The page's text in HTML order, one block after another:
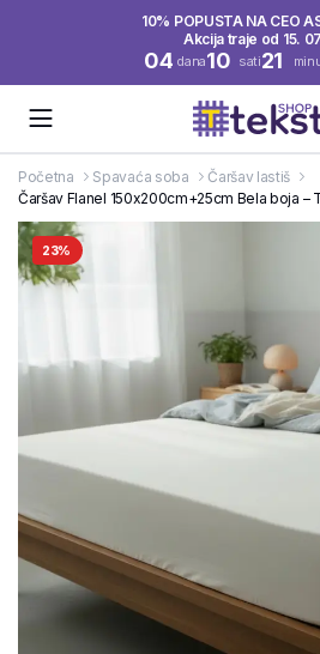
10% POPUSTA NA CEO
Akcija traje od 15.
04 dana10 sati21
Početna Spavaća soba
Čaršav lastiš
Čaršav Flanel 150x200cm+25cm Bela boja –
23%